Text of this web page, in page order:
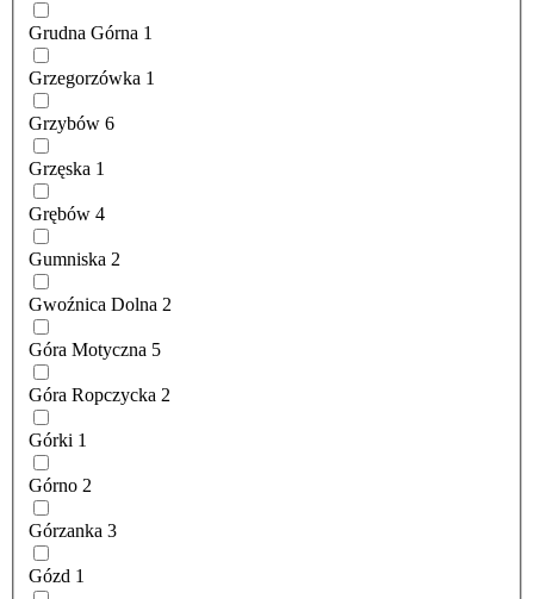
Grudna Górna 1
Grzegorzówka 1
Grzybów 6
Grzęska 1
Grębów 4
Gumniska 2
Gwoźnica Dolna 2
Góra Motyczna 5
Góra Ropczycka 2
Górki 1
Górno 2
Górzanka 3
Gózd 1